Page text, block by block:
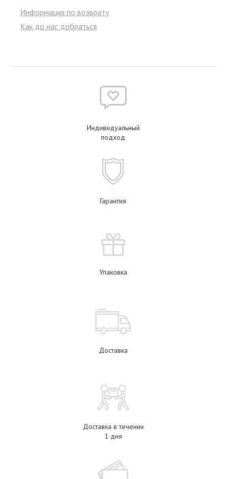
Информация по возврату
Как до нас добраться
Индивидуальный
подход
Гарантия
Упаковка
Доставка
Доставка в течении
1 дня